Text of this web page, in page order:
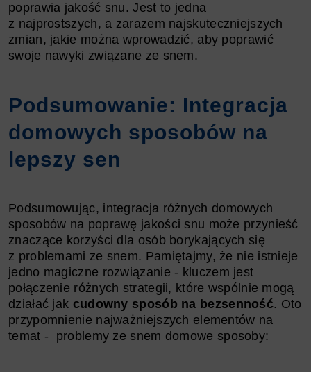
poprawia jakość snu. Jest to jedna
z najprostszych, a zarazem najskuteczniejszych
zmian, jakie można wprowadzić, aby poprawić
swoje nawyki związane ze snem.
Podsumowanie: Integracja
domowych sposobów na
lepszy sen
Podsumowując, integracja różnych domowych
sposobów na poprawę jakości snu może przynieść
znaczące korzyści dla osób borykających się
z problemami ze snem. Pamiętajmy, że nie istnieje
jedno magiczne rozwiązanie - kluczem jest
połączenie różnych strategii, które wspólnie mogą
działać jak cudowny sposób na bezsenność. Oto
przypomnienie najważniejszych elementów na
temat - problemy ze snem domowe sposoby: